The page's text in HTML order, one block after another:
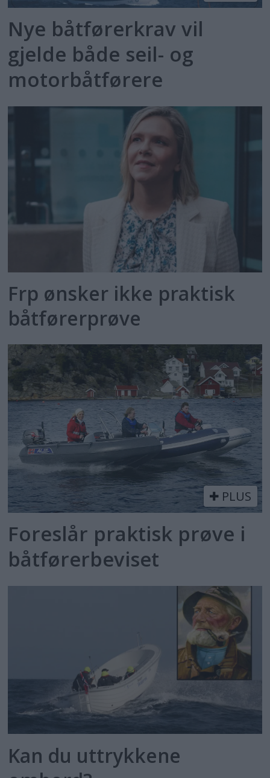
Nye båtførerkrav vil
gjelde både seil- og
motorbåtførere
Frp ønsker ikke praktisk
båtførerprøve
PLUS
Foreslår praktisk prøve i
båtførerbeviset
Kan du uttrykkene